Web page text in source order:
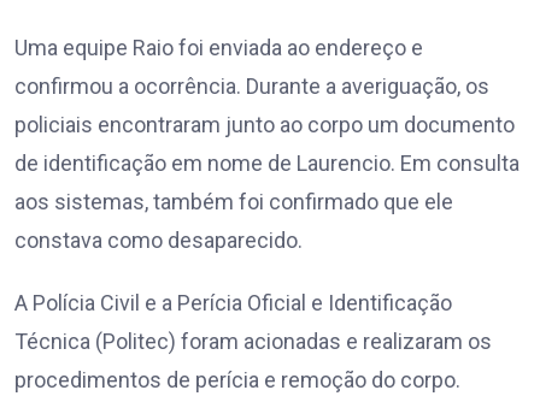
Uma equipe Raio foi enviada ao endereço e
confirmou a ocorrência. Durante a averiguação, os
policiais encontraram junto ao corpo um documento
de identificação em nome de Laurencio. Em consulta
aos sistemas, também foi confirmado que ele
constava como desaparecido.
A Polícia Civil e a Perícia Oficial e Identificação
Técnica (Politec) foram acionadas e realizaram os
procedimentos de perícia e remoção do corpo.